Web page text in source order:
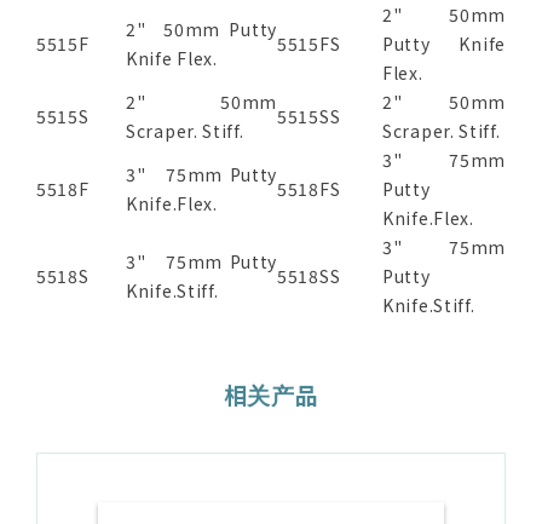
5515F
2" 50mm Putty
Knife Flex.
5515FS
2" 50mm
Putty Knife
Flex.
5515S
2" 50mm
Scraper. Stiff.
5515SS
2" 50mm
Scraper. Stiff.
5518F
3" 75mm Putty
Knife.Flex.
5518FS
3" 75mm
Putty
Knife.Flex.
5518S
3" 75mm Putty
Knife.Stiff.
5518SS
3" 75mm
Putty
Knife.Stiff.
相关产品